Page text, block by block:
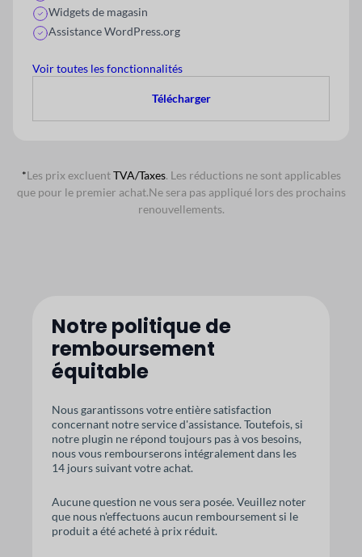
Widgets de magasin
Assistance WordPress.org
Voir toutes les fonctionnalités
Télécharger
*Les prix excluentTVA/Taxes. Les réductions ne sont applicables
que pour le premier achat.Ne sera pas appliqué lors des prochains
renouvellements.
Notre politique de
remboursement
équitable
Nous garantissons votre entière satisfaction
concernant notre service d'assistance. Toutefois, si
notre plugin ne répond toujours pas à vos besoins,
nous vous rembourserons intégralement dans les
14 jours suivant votre achat.
Aucune question ne vous sera posée. Veuillez noter
que nous n'effectuons aucun remboursement si le
produit a été acheté à prix réduit.